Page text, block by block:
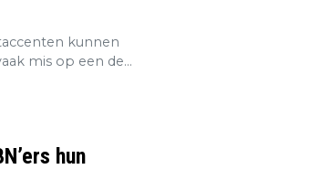
kunnen
mis op een de...
hun